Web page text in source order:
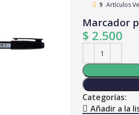
9 Artículos
Marcador
$ 2.500
Categorías:
Añadir a la